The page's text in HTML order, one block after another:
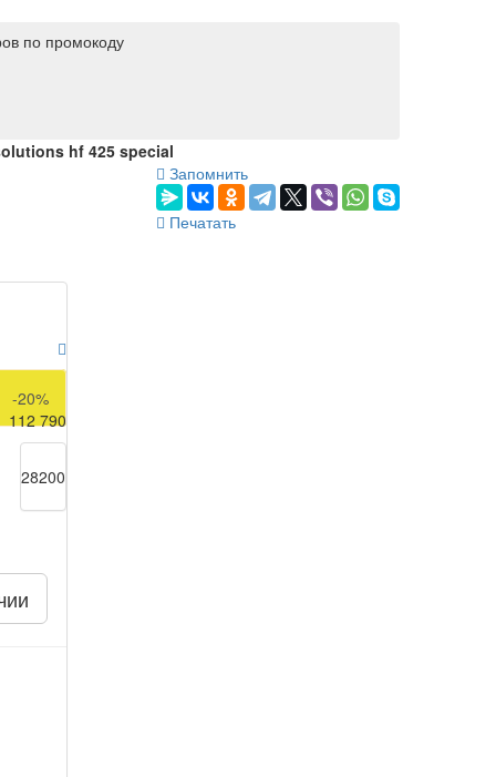
по промокоду
hf 425 special
Запомнить
Печатать
140 990
-20%
112 790
28200